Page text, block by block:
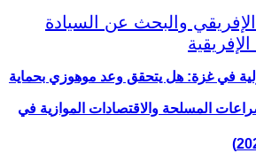
في غزة: هل يتحقق وعد موهوزي بحماية
المسلحة والاقتصادات الموازية في